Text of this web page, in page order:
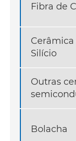
Fibra de
Silício
Outras
Bolacha